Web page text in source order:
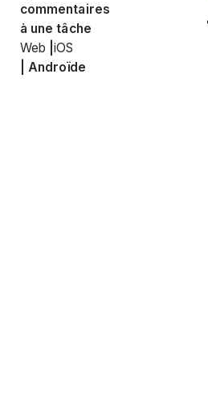
commentaires
à une tâche
Web |iOS
Androïde